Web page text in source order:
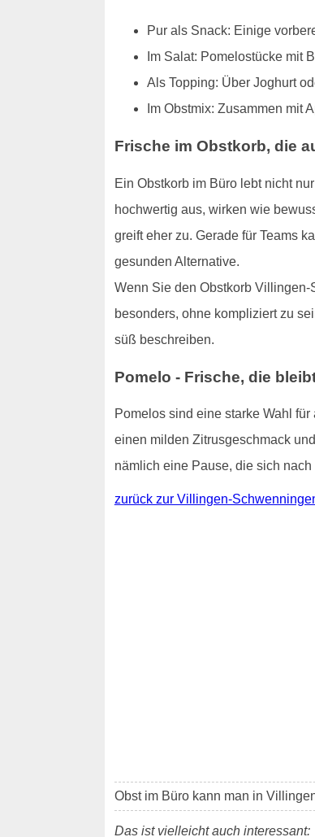
Pur als Snack: Einige
Im Salat: Pomelostücke mit
Als Topping: Über Joghurt
Im Obstmix: Zusammen mit
Frische im Obstkorb, die
Ein Obstkorb im Büro lebt nicht
hochwertig aus, wirken wie
greift eher zu. Gerade für Teams
gesunden Alternative.
Wenn Sie den Obstkorb
besonders, ohne kompliziert zu
süß beschreiben.
Pomelo - Frische, die
Pomelos sind eine starke Wahl
einen milden Zitrusgeschmack
nämlich eine Pause, die sich
zurück zur Villingen-
Obst im Büro kann man in
Das ist vielleicht auch interessant: